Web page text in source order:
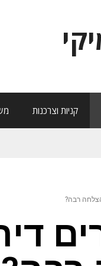
קניות וצרכנות
רבה?